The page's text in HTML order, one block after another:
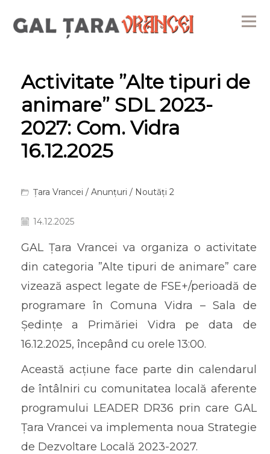
Activitate ”Alte tipuri de
animare” SDL 2023-
2027: Com. Vidra
16.12.2025
Țara Vrancei / Anunțuri / Noutăți 2
14.12.2025
GAL Țara Vrancei va organiza o activitate
din categoria ”Alte tipuri de animare” care
vizează aspect legate de FSE+/perioadă de
programare în Comuna Vidra – Sala de
Ședințe a Primăriei Vidra pe data de
16.12.2025, începând cu orele 13:00.
Această acțiune face parte din calendarul
de întâlniri cu comunitatea locală aferente
programului LEADER DR36 prin care GAL
Țara Vrancei va implementa noua Strategie
de Dezvoltare Locală 2023-2027.